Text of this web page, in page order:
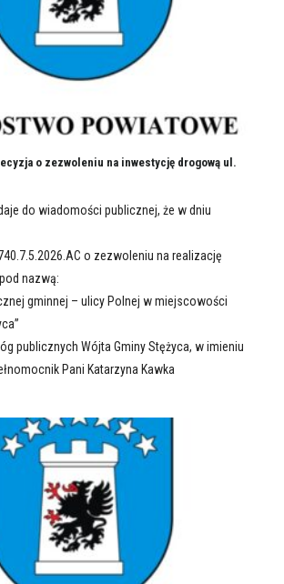
o zezwoleniu na inwestycję drogową ul.
do wiadomości publicznej, że w dniu
o zezwoleniu na realizację
nazwą:
gminnej – ulicy Polnej w miejscowości
publicznych Wójta Gminy Stężyca, w imieniu
Pani Katarzyna Kawka